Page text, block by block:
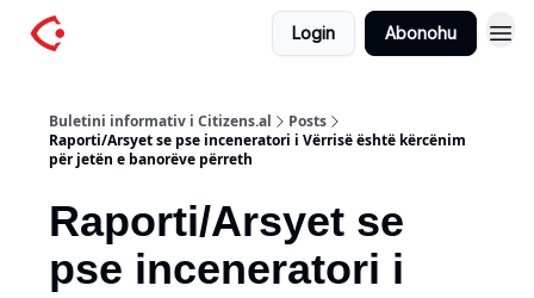
Login Abonohu
Buletini informativ i Citizens.al
Posts
Raporti/Arsyet se pse inceneratori i Vërrisë është kërcënim
për jetën e banorëve përreth
Raporti/Arsyet se
pse inceneratori i